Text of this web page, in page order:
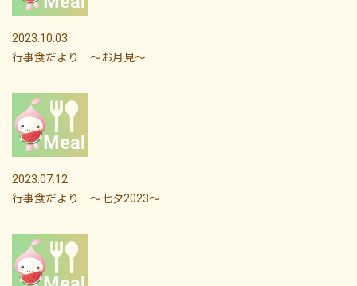
2023.10.03
行事食だより ～お月見～
2023.07.12
行事食だより ～七夕2023～